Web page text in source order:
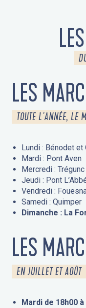
LES
TOUTE L'ANNÉE, LE
Lundi : Bénodet et
Mardi : Pont Aven
Mercredi : Trégunc
Jeudi : Pont
Vendredi :
Samedi : Quimper
Dimanche : La
LES
EN JUILLET ET AOÛT
Mardi de 18h00